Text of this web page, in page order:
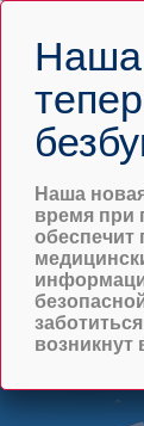
Наша
время при
обеспечит
возникнут